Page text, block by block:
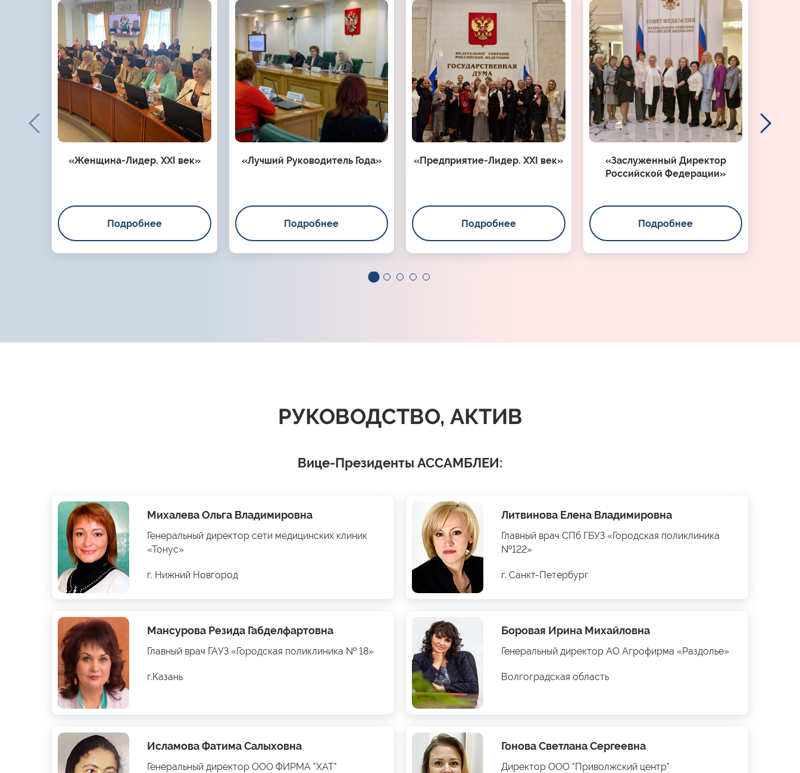
«Женщина-Лидер. XXI век»
Подробнее
«Лучший Руководитель Года»
Подробнее
«Предприятие-Лидер. XXI век»
Подробнее
«Заслуженный Директор
Российской Федерации»
Подробнее
РУКОВОДСТВО, АКТИВ
Вице-Президенты АССАМБЛЕИ:
Михалева Ольга Владимировна
Генеральный директор сети медицинских клиник
«Тонус»
г. Нижний Новгород
Литвинова Елена Владимировна
Главный врач СПб ГБУЗ «Городская поликлиника
№122»
г. Санкт-Петербург
Мансурова Резида Габделфартовна
Главный врач ГАУЗ «Городская поликлиника № 18»
г.Казань
Боровая Ирина Михайловна
Генеральный директор АО Агрофирма «Раздолье»
Волгоградская область
Исламова Фатима Салыховна
Генеральный директор ООО ФИРМА "ХАТ"
Гонова Светлана Сергеевна
Директор ООО "Приволжский центр"